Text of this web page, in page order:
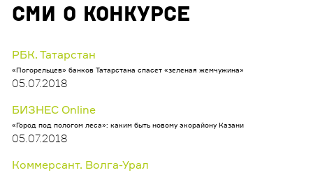
СМИ о конкурсе
РБК. Татарстан
«Погорельцев» банков Татарстана спасет «зеленая жемчужина»
05.07.2018
БИЗНЕС Online
«Город под пологом леса»: каким быть новому экорайону Казани
05.07.2018
Коммерсант. Волга-Урал